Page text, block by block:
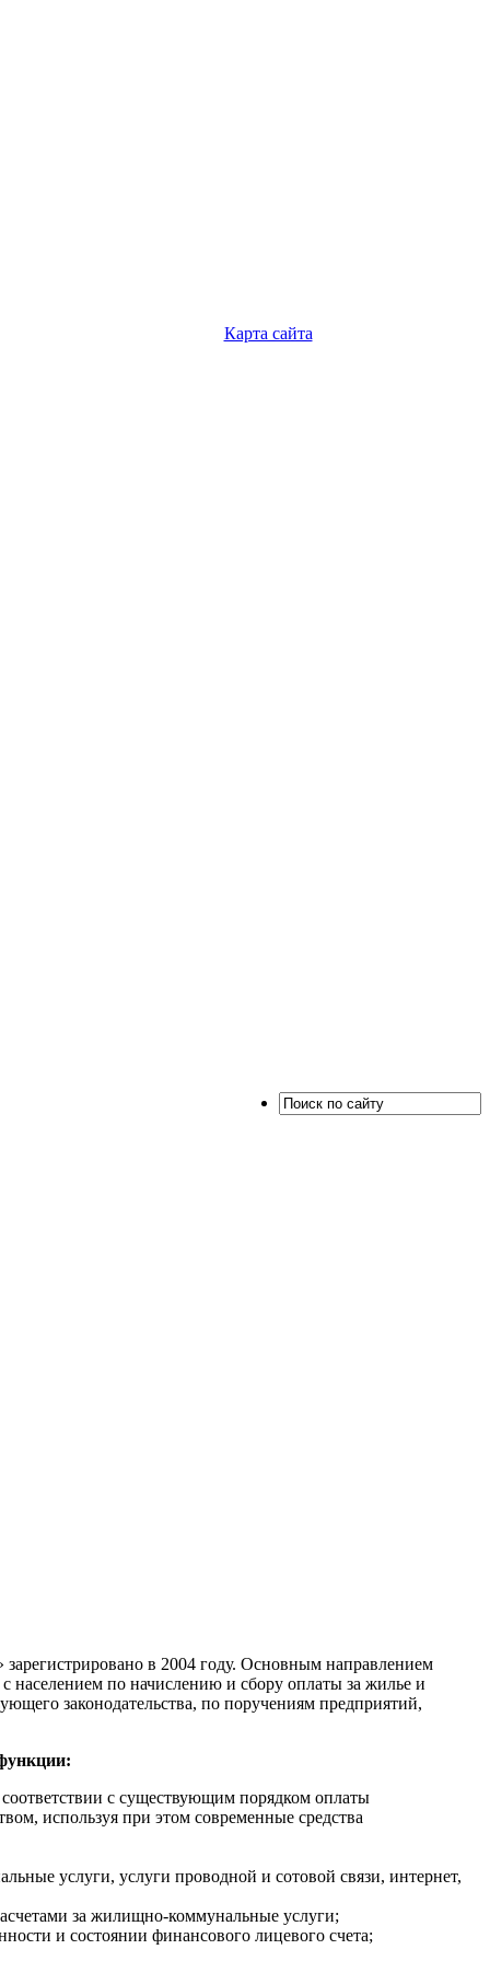
Карта сайта
в 2004 году. Основным направлением
с населением по начислению и сбору оплаты за жилье и
законодательства, по поручениям предприятий,
с существующим порядком оплаты
используя при этом современные средства
услуги, услуги проводной и сотовой связи, интернет,
за жилищно-коммунальные услуги;
и состоянии финансового лицевого счета;